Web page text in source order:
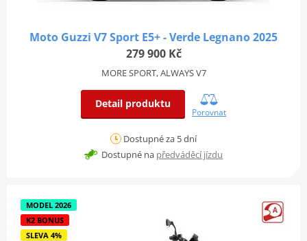
Moto Guzzi V7 Sport E5+ - Verde Legnano 2025
279 900 Kč
MORE SPORT, ALWAYS V7
Detail produktu
Porovnat
Dostupné za 5 dní
Dostupné na předváděcí jízdu
MODEL 2026
K2 BONUS
SLEVA 4%